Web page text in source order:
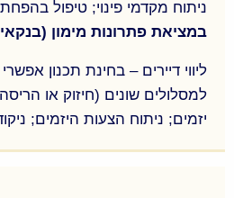
ניתוח מקדמי פינוי; טיפול
במציאת פתרונות מימון
ליווי דיירים – בחינת תכנון
למסלולים שונים (חיזוק או
יזמים; ניתוח הצעות היזמים;
המרקם האורבני שלהן – שכונות